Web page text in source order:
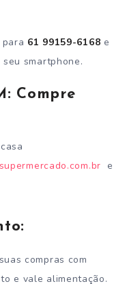
61 99159-6168 e
smartphone.
Compre
e
compras com
e vale alimentação.